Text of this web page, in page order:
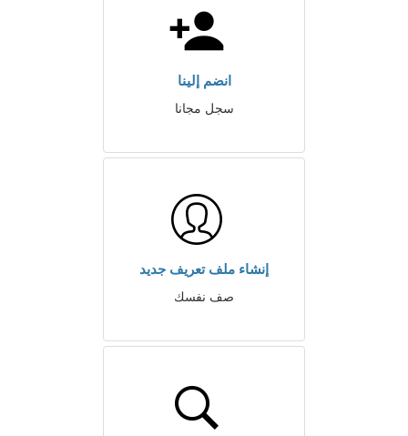
انضم إلينا
سجل مجانا
إنشاء ملف تعريف جديد
صف نفسك